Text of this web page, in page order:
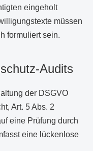
eingeholt
müssen
formuliert sein.
Audits
der DSGVO
Art. 5 Abs. 2
eine Prüfung durch
eine lückenlose